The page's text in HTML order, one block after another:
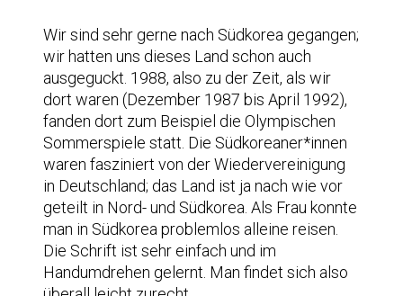
Wir sind sehr gerne nach Südkorea gegangen;
wir hatten uns dieses Land schon auch
ausgeguckt. 1988, also zu der Zeit, als wir
dort waren (Dezember 1987 bis April 1992),
fanden dort zum Beispiel die Olympischen
Sommerspiele statt. Die Südkoreaner*innen
waren fasziniert von der Wiedervereinigung
in Deutschland; das Land ist ja nach wie vor
geteilt in Nord- und Südkorea. Als Frau konnte
man in Südkorea problemlos alleine reisen.
Die Schrift ist sehr einfach und im
Handumdrehen gelernt. Man findet sich also